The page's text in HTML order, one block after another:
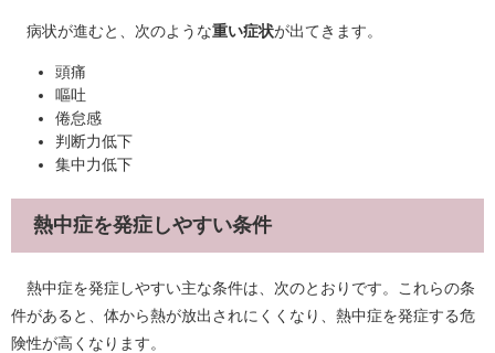
病状が進むと、次のような重い症状が出てきます。
頭痛
嘔吐
倦怠感
判断力低下
集中力低下
熱中症を発症しやすい条件
熱中症を発症しやすい主な条件は、次のとおりです。これらの条
件があると、体から熱が放出されにくくなり、熱中症を発症する危
険性が高くなります。